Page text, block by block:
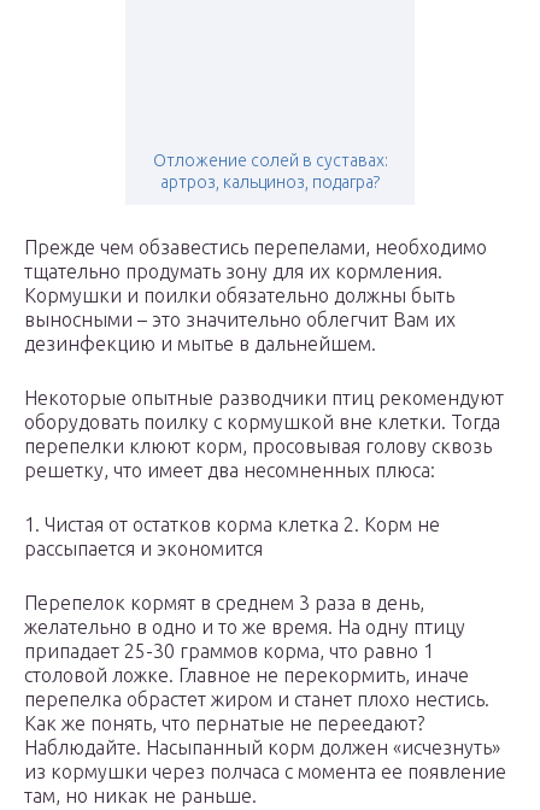
Отложение солей в суставах:
артроз, кальциноз, подагра?
Прежде чем обзавестись перепелами, необходимо
тщательно продумать зону для их кормления.
Кормушки и поилки обязательно должны быть
выносными – это значительно облегчит Вам их
дезинфекцию и мытье в дальнейшем.
Некоторые опытные разводчики птиц рекомендуют
оборудовать поилку с кормушкой вне клетки. Тогда
перепелки клюют корм, просовывая голову сквозь
решетку, что имеет два несомненных плюса:
1. Чистая от остатков корма клетка 2. Корм не
рассыпается и экономится
Перепелок кормят в среднем 3 раза в день,
желательно в одно и то же время. На одну птицу
припадает 25-30 граммов корма, что равно 1
столовой ложке. Главное не перекормить, иначе
перепелка обрастет жиром и станет плохо нестись.
Как же понять, что пернатые не переедают?
Наблюдайте. Насыпанный корм должен «исчезнуть»
из кормушки через полчаса с момента ее появление
там, но никак не раньше.